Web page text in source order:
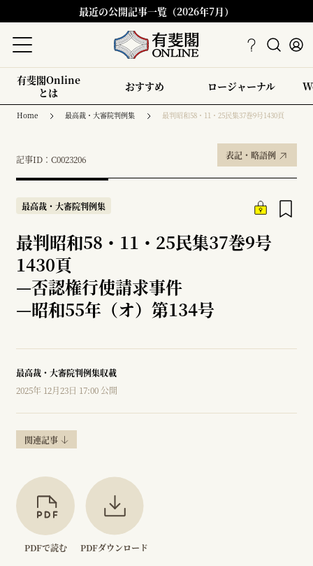
最近の公開記事一覧（2026年7月）
有斐閣Online
とは
おすすめ ロージャーナル
Home 最高裁・大審院判例集 最判昭和58・11・25民集37巻9号1430頁
記事ID：C0023206 表記・略語例
最高裁・大審院判例集
最判昭和58・11・25民集37巻9号
1430頁
—否認権行使請求事件
—昭和55年（オ）第134号
最高裁・大審院判例集収載
2025年 12月23日 17:00 公開
関連記事
PDFで読む PDFダウンロード